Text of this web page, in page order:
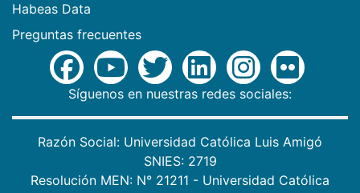
Habeas Data
Preguntas frecuentes
Síguenos en nuestras redes sociales:
Razón Social: Universidad Católica Luis Amigó
SNIES: 2719
Resolución MEN: N° 21211 - Universidad Católica